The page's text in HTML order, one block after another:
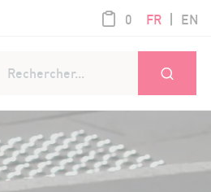
0article / 0,00
FR | EN